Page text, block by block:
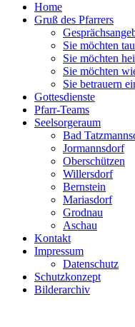
Home
Gruß des Pfarrers
Sie möchten
Sie möchten
Sie möchten
Sie betrauern
Gottesdienste
Pfarr-Teams
Seelsorgeraum
Bad
Jormannsdorf
Oberschützen
Willersdorf
Bernstein
Mariasdorf
Grodnau
Aschau
Kontakt
Impressum
Datenschutz
Schutzkonzept
Bilderarchiv